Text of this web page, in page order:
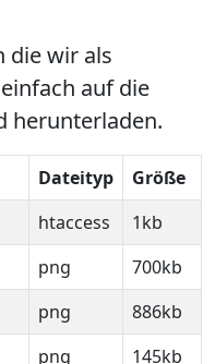
die wir als
auf die
herunterladen.
Dateityp
Größe
htaccess
1kb
png
700kb
png
886kb
png
145kb